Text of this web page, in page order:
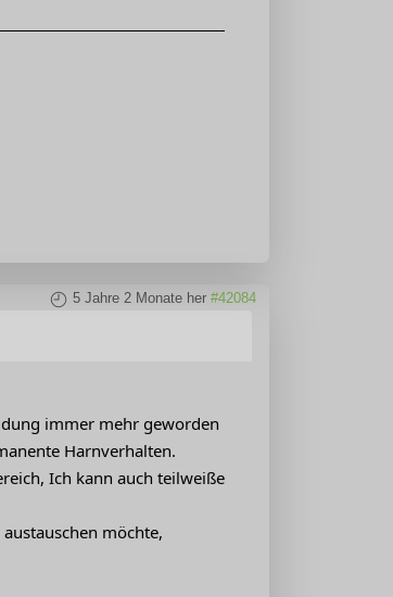
5 Jahre 2 Monate her #42084
immer mehr geworden
Harnverhalten.
Ich kann auch teilweiße
möchte,